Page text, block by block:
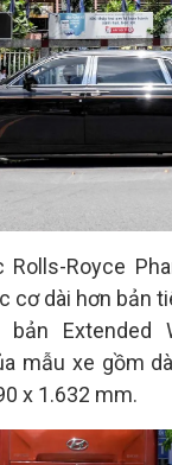
Rolls-Royce
cơ dài hơn bản
Extended
mẫu xe gồm
x 1.632 mm.